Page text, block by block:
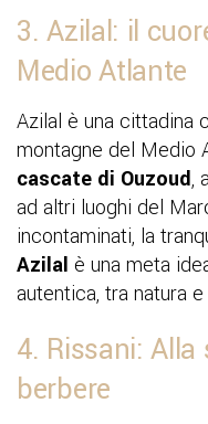
3. Azilal: il
Medio Atlante
Azilal è una cittadina
montagne del Medio
cascate di Ouzoud,
ad altri luoghi del
incontaminati, la
Azilal è una meta
autentica, tra natura
4. Rissani:
berbere